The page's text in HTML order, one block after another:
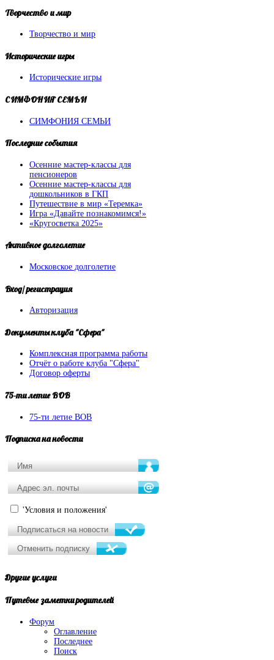
Творчествои мир
Творчество и мир
Историческиеигры
Исторические игры
СИМФОНИЯСЕМЬИ
СИМФОНИЯ СЕМЬИ
Последниесобытия
Осенние мастер-классы для
пенсионеров
Осенние мастер-классы для
дошкольников в ГКП
Путешествие в мир «Теремка»
Игра «Давайте познакомимся!»
«Кругосветка 2025»
Активноедолголетие
Московское долголетие
Вход/регистрация
Авторизация
Документыклуба "Сфера"
Комплексная программа работы
Отчёт о работе клуба "Сфера"
Договор оферты
75-тилетие ВОВ
75-ти летие ВОВ
Подпискана новости
'Условия и положения'
Другиеуслуги
Путевыезаметки родителей
Форум
Оглавление
Последнее
Поиск